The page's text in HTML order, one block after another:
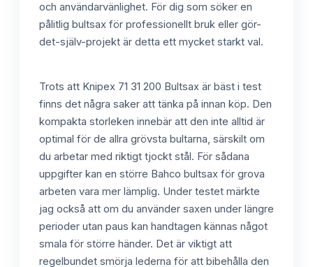
och användarvänlighet. För dig som söker en
pålitlig bultsax för professionellt bruk eller gör-
det-själv-projekt är detta ett mycket starkt val.
Trots att Knipex 71 31 200 Bultsax är bäst i test
finns det några saker att tänka på innan köp. Den
kompakta storleken innebär att den inte alltid är
optimal för de allra grövsta bultarna, särskilt om
du arbetar med riktigt tjockt stål. För sådana
uppgifter kan en större Bahco bultsax för grova
arbeten vara mer lämplig. Under testet märkte
jag också att om du använder saxen under längre
perioder utan paus kan handtagen kännas något
smala för större händer. Det är viktigt att
regelbundet smörja lederna för att bibehålla den